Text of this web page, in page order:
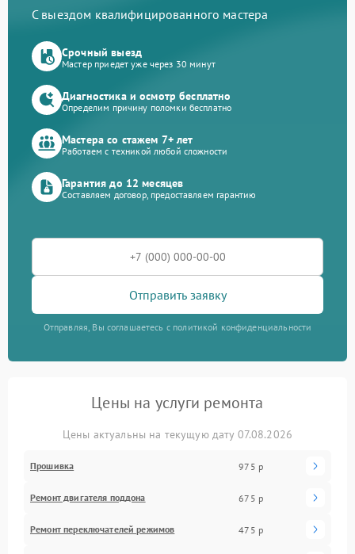
С выездом квалифицированного мастера
Срочный выезд
Мастер приедет уже через 30 минут
Диагностика и осмотр бесплатно
Определим причину поломки бесплатно
Мастера со стажем 7+ лет
Работаем с техникой любой сложности
Гарантия до 12 месяцев
Составляем договор, предоставляем гарантию
Отправить заявку
Отправляя, Вы соглашаетесь с политикой конфиденциальности
Цены на услуги ремонта
Цены актуальны на текущую дату 07.08.2026
Прошивка 975 р
Ремонт двигателя поддона 675 р
Ремонт переключателей режимов 475 р